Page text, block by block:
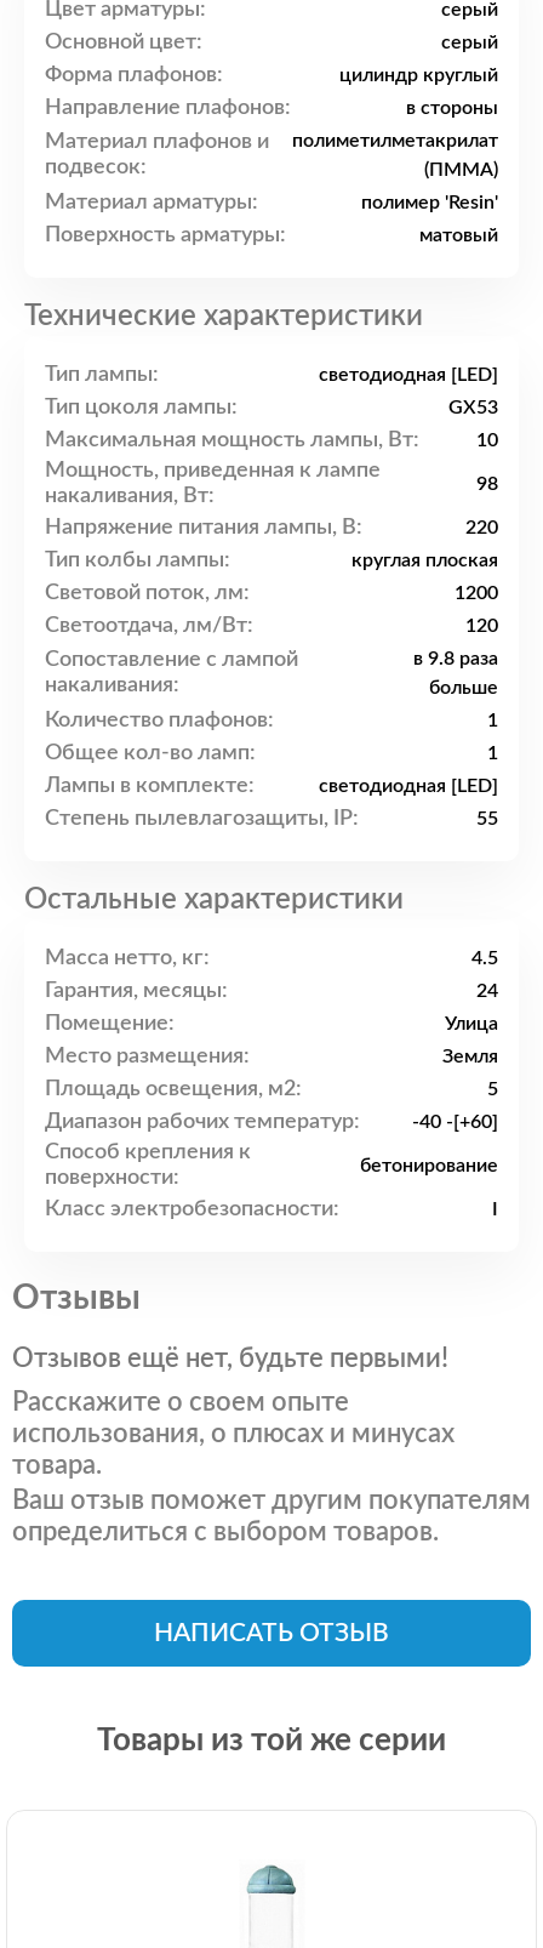
Цвет арматуры: серый
Основной цвет: серый
Форма плафонов: цилиндр круглый
Направление плафонов: в стороны
Материал плафонов и
подвесок:
полиметилметакрилат
(ПММА)
Материал арматуры: полимер 'Resin'
Поверхность арматуры: матовый
Технические характеристики
Тип лампы: светодиодная [LED]
Тип цоколя лампы: GX53
Максимальная мощность лампы, Вт: 10
Мощность, приведенная к лампе
накаливания, Вт:
98
Напряжение питания лампы, В: 220
Тип колбы лампы: круглая плоская
Световой поток, лм: 1200
Светоотдача, лм/Вт: 120
Сопоставление с лампой
накаливания:
в 9.8 раза
больше
Количество плафонов: 1
Общее кол-во ламп: 1
Лампы в комплекте: светодиодная [LED]
Степень пылевлагозащиты, IP: 55
Остальные характеристики
Масса нетто, кг: 4.5
Гарантия, месяцы: 24
Помещение: Улица
Место размещения: Земля
Площадь освещения, м2: 5
Диапазон рабочих температур: -40 -[+60]
Способ крепления к
поверхности:
бетонирование
Класс электробезопасности:
Отзывы
Отзывов ещё нет, будьте первыми!
Расскажите о своем опыте
использования, о плюсах и минусах
товара.
Ваш отзыв поможет другим покупателям
определиться с выбором товаров.
НАПИСАТЬ ОТЗЫВ
Товары из той же серии